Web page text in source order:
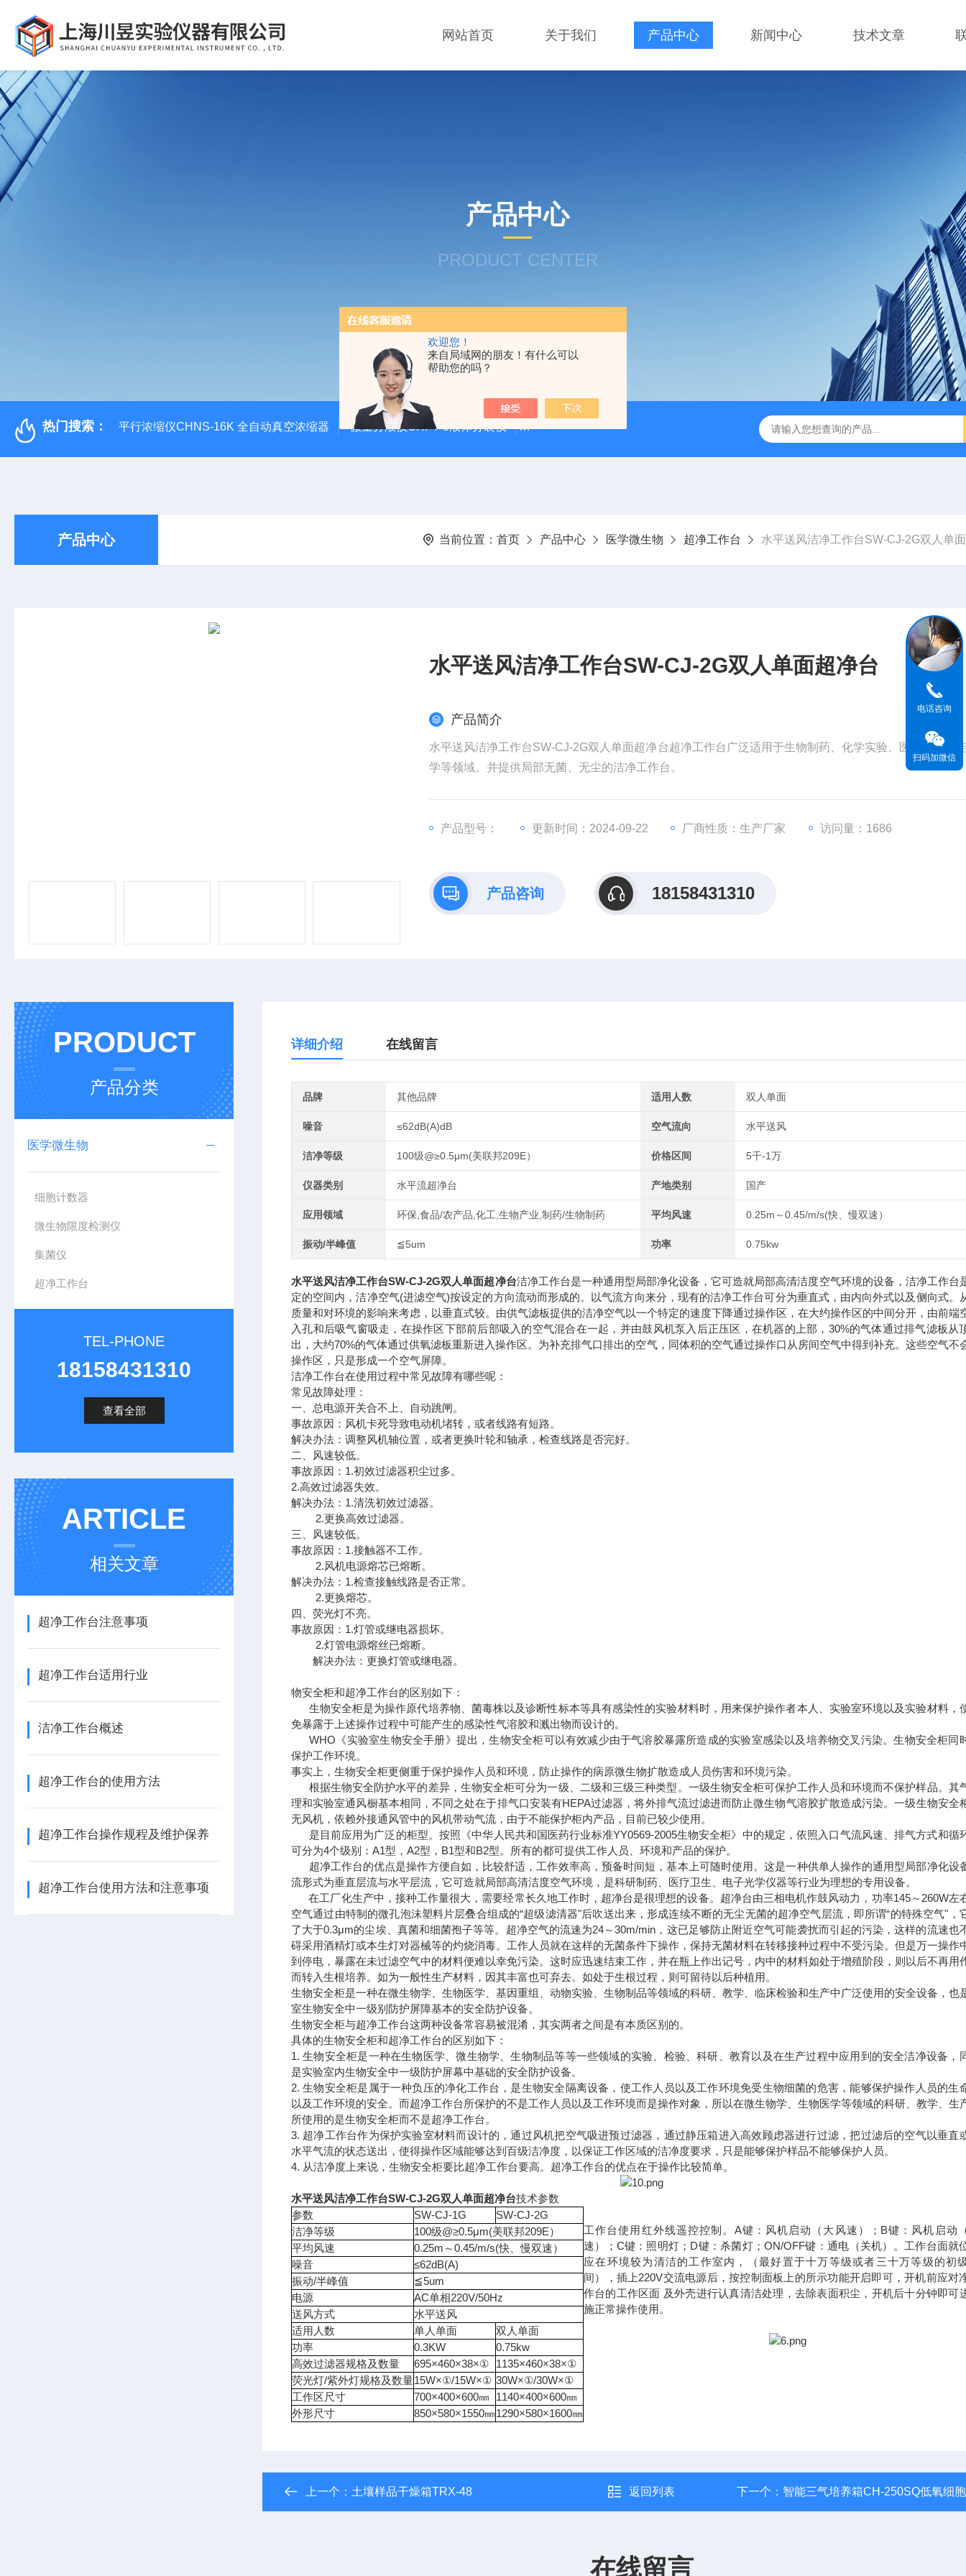
欢迎您！
来自局域网的朋友！有什么可以
帮助您的吗？
网站首页 关于我们 产品中心 新闻中心 技术文章
产品中心
PRODUCT CENTER
热门搜索： 平行浓缩仪CHNS-16K 全自动真空浓缩器 微量分液仪CHFY-8液体分装仪 全自动放射性水样蒸发浓缩赶酸仪ZDGS-8 厌氧手套箱YQX-I半自动厌氧培养箱
产品中心 当前位置： 首页 产品中心 医学微生物 超净工作台 水平送风洁净工作台SW-CJ-2G双人单
水平送风洁净工作台SW-CJ-2G双人单面超净台
产品简介
水平送风洁净工作台SW-CJ-2G双人单面超净台超净工作台广泛适用于生物制药、化学实验、医疗卫生、
学等领域。并提供局部无菌、无尘的洁净工作台。
产品型号： 更新时间：2024-09-22 厂商性质：生产厂家 访问量：1686
产品咨询 18158431310
PRODUCT
产品分类
医学微生物
细胞计数器
微生物限度检测仪
集菌仪
超净工作台
TEL-PHONE
18158431310
查看全部
ARTICLE
相关文章
超净工作台注意事项
超净工作台适用行业
洁净工作台概述
超净工作台的使用方法
超净工作台操作规程及维护保养
超净工作台使用方法和注意事项
详细介绍 在线留言
品牌 其他品牌 适用人数 双人单面
噪音 ≤62dB(A)dB 空气流向 水平送风
洁净等级 100级@≥0.5μm(美联邦209E） 价格区间 5千-1万
仪器类别 水平流超净台 产地类别 国产
应用领域 环保,食品/农产品,化工,生物产业,制药/生物制药 平均风速 0.25m～0.45/m/s(快、慢双速）
振动/半峰值 ≦5um 功率 0.75kw
水平送风洁净工作台SW-CJ-2G双人单面超净台洁净工作台是一种通用型局部净化设备，它可造就局部高清洁度空气环境的设备，洁净工作台
定的空间内，洁净空气(进滤空气)按设定的方向流动而形成的。以气流方向来分，现有的洁净工作台可分为垂直式，由内向外式以及侧向式。
质量和对环境的影响来考虑，以垂直式较。由供气滤板提供的洁净空气以一个特定的速度下降通过操作区，在大约操作区的中间分开，由前端
入孔和后吸气窗吸走，在操作区下部前后部吸入的空气混合在一起，并由鼓风机泵入后正压区，在机器的上部，30%的气体通过排气滤板从
出，大约70%的气体通过供氧滤板重新进入操作区。为补充排气口排出的空气，同体积的空气通过操作口从房间空气中得到补充。这些空气不
操作区，只是形成一个空气屏障。
洁净工作台在使用过程中常见故障有哪些呢：
常见故障处理：
一、总电源开关合不上、自动跳闸。
事故原因：风机卡死导致电动机堵转，或者线路有短路。
解决办法：调整风机轴位置，或者更换叶轮和轴承，检查线路是否完好。
二、风速较低。
事故原因：1.初效过滤器积尘过多。
2.高效过滤器失效。
解决办法：1.清洗初效过滤器。
2.更换高效过滤器。
三、风速较低。
事故原因：1.接触器不工作。
2.风机电源熔芯已熔断。
解决办法：1.检查接触线路是否正常。
2.更换熔芯。
四、荧光灯不亮。
事故原因：1.灯管或继电器损坏。
2.灯管电源熔丝已熔断。
解决办法：更换灯管或继电器。
物安全柜和超净工作台的区别如下：
生物安全柜是为操作原代培养物、菌毒株以及诊断性标本等具有感染性的实验材料时，用来保护操作者本人、实验室环境以及实验材料，
免暴露于上述操作过程中可能产生的感染性气溶胶和溅出物而设计的。
WHO《实验室生物安全手册》提出，生物安全柜可以有效减少由于气溶胶暴露所造成的实验室感染以及培养物交叉污染。生物安全柜同
保护工作环境。
事实上，生物安全柜更侧重于保护操作人员和环境，防止操作的病原微生物扩散造成人员伤害和环境污染。
根据生物安全防护水平的差异，生物安全柜可分为一级、二级和三级三种类型。一级生物安全柜可保护工作人员和环境而不保护样品。其
理和实验室通风橱基本相同，不同之处在于排气口安装有HEPA过滤器，将外排气流过滤进而防止微生物气溶胶扩散造成污染。一级生物安全
无风机，依赖外接通风管中的风机带动气流，由于不能保护柜内产品，目前已较少使用。
是目前应用为广泛的柜型。按照《中华人民共和国医药行业标准YY0569-2005生物安全柜》中的规定，依照入口气流风速、排气方式和循
可分为4个级别：A1型，A2型，B1型和B2型。所有的都可提供工作人员、环境和产品的保护。
超净工作台的优点是操作方便自如，比较舒适，工作效率高，预备时间短，基本上可随时使用。这是一种供单人操作的通用型局部净化设
流形式为垂直层流与水平层流，它可造就局部高清洁度空气环境，是科研制药、医疗卫生、电子光学仪器等行业为理想的专用设备。
在工厂化生产中，接种工作量很大，需要经常长久地工作时，超净台是很理想的设备。超净台由三相电机作鼓风动力，功率145～260W左
空气通过由特制的微孔泡沫塑料片层叠合组成的“超级滤清器"后吹送出来，形成连续不断的无尘无菌的超净空气层流，即所谓“的特殊空气"，
了大于0.3μm的尘埃、真菌和细菌孢子等等。超净空气的流速为24～30m/min，这已足够防止附近空气可能袭扰而引起的污染，这样的流速也
碍采用酒精灯或本生灯对器械等的灼烧消毒。工作人员就在这样的无菌条件下操作，保持无菌材料在转移接种过程中不受污染。但是万一操作
到停电，暴露在未过滤空气中的材料便难以幸免污染。这时应迅速结束工作，并在瓶上作出记号，内中的材料如处于增殖阶段，则以后不再用
而转入生根培养。如为一般性生产材料，因其丰富也可弃去。如处于生根过程，则可留待以后种植用。
生物安全柜是一种在微生物学、生物医学、基因重组、动物实验、生物制品等领域的科研、教学、临床检验和生产中广泛使用的安全设备，也
室生物安全中一级别防护屏障基本的安全防护设备。
生物安全柜与超净工作台这两种设备常容易被混淆，其实两者之间是有本质区别的。
具体的生物安全柜和超净工作台的区别如下：
1. 生物安全柜是一种在生物医学、微生物学、生物制品等等一些领域的实验、检验、科研、教育以及在生产过程中应用到的安全洁净设备，
是实验室内生物安全中一级防护屏幕中基础的安全防护设备。
2. 生物安全柜是属于一种负压的净化工作台，是生物安全隔离设备，使工作人员以及工作环境免受生物细菌的危害，能够保护操作人员的生
以及工作环境的安全。而超净工作台所保护的不是工作人员以及工作环境而是操作对象，所以在微生物学、生物医学等领域的科研、教学、生
所使用的是生物安全柜而不是超净工作台。
3. 超净工作台作为保护实验室材料而设计的，通过风机把空气吸进预过滤器，通过静压箱进入高效顾虑器进行过滤，把过滤后的空气以垂直
水平气流的状态送出，使得操作区域能够达到百级洁净度，以保证工作区域的洁净度要求，只是能够保护样品不能够保护人员。
4. 从洁净度上来说，生物安全柜要比超净工作台要高。超净工作台的优点在于操作比较简单。
水平送风洁净工作台SW-CJ-2G双人单面超净台技术参数
参数
SW-CJ-1G
SW-CJ-2G
洁净等级
100级@≥0.5μm(美联邦209E）
平均风速
0.25m～0.45/m/s(快、慢双速）
噪音
≤62dB(A)
振动/半峰值
≦5um
电源
AC单相220V/50Hz
送风方式
水平送风
适用人数
单人单面
双人单面
功率
0.3KW
0.75kw
高效过滤器规格及数量
695×460×38×①
1135×460×38×①
荧光灯/紫外灯规格及数量15W×①/15W×① 30W×①/30W×①
工作区尺寸
700×400×600㎜
1140×400×600㎜
外形尺寸
850×580×1550㎜1290×580×1600㎜
工作台使用红外线遥控控制。A键：风机启动（大风速）；B键：风机启动
速）；C键：照明灯；D键：杀菌灯；ON/OFF键：通电（关机）。工作台面就
应在环境较为清洁的工作室内，（最好置于十万等级或者三十万等级的初
间），插上220V交流电源后，按控制面板上的所示功能开启即可，开机前应对
作台的工作区面 及外壳进行认真清洁处理，去除表面积尘，开机后十分钟即可
施正常操作使用。
上一个： 土壤样品干燥箱TRX-48 返回列表 下一个： 智能三气培养箱CH-250SQ低氧细
在线留言
电话咨询
扫码加微信